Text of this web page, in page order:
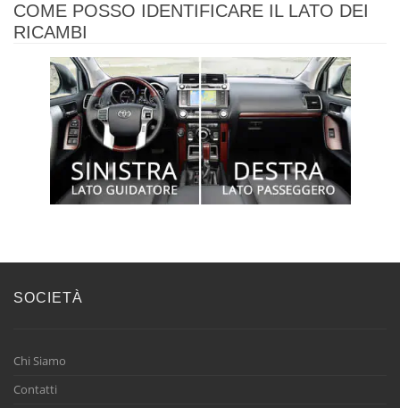
COME POSSO IDENTIFICARE IL LATO DEI
RICAMBI
SOCIETÀ
Chi Siamo
Contatti